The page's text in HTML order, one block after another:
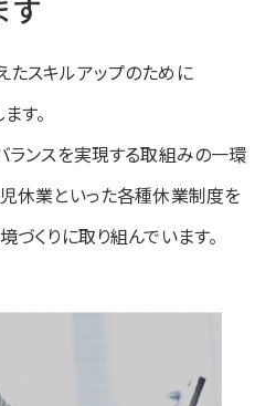
す
スキルアップのために
す。
ランスを実現する取組みの一環
休業といった各種休業制度を
づくりに取り組んでいます。